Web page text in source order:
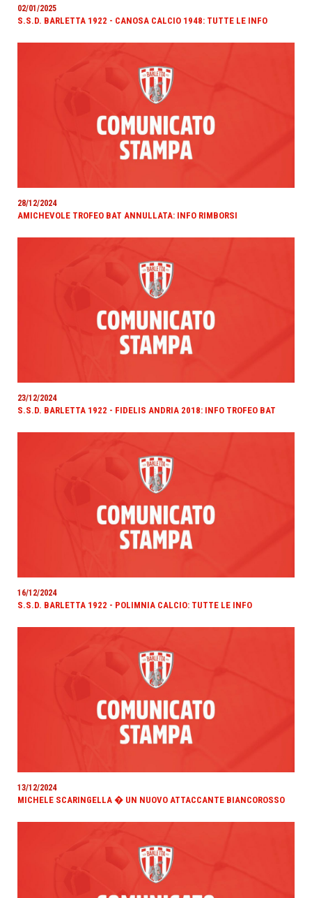
02/01/2025
S.S.D. BARLETTA 1922 - CANOSA CALCIO 1948: TUTTE LE INFO
28/12/2024
AMICHEVOLE TROFEO BAT ANNULLATA: INFO RIMBORSI
23/12/2024
S.S.D. BARLETTA 1922 - FIDELIS ANDRIA 2018: INFO TROFEO BAT
16/12/2024
S.S.D. BARLETTA 1922 - POLIMNIA CALCIO: TUTTE LE INFO
13/12/2024
MICHELE SCARINGELLA � UN NUOVO ATTACCANTE BIANCOROSSO